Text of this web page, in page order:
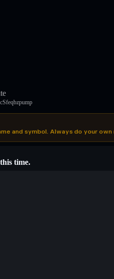
and symbol. Always do your
time.